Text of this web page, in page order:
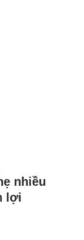
nhiều
lợi